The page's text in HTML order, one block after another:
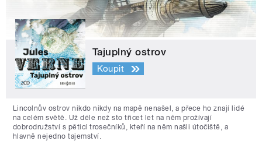
Tajuplný ostrov
Koupit
Lincolnův ostrov nikdo nikdy na mapě nenašel, a přece ho znají lidé
na celém světě. Už déle než sto třicet let na něm prožívají
dobrodružství s pěticí trosečníků, kteří na něm našli útočiště, a
hlavně nejedno tajemství.